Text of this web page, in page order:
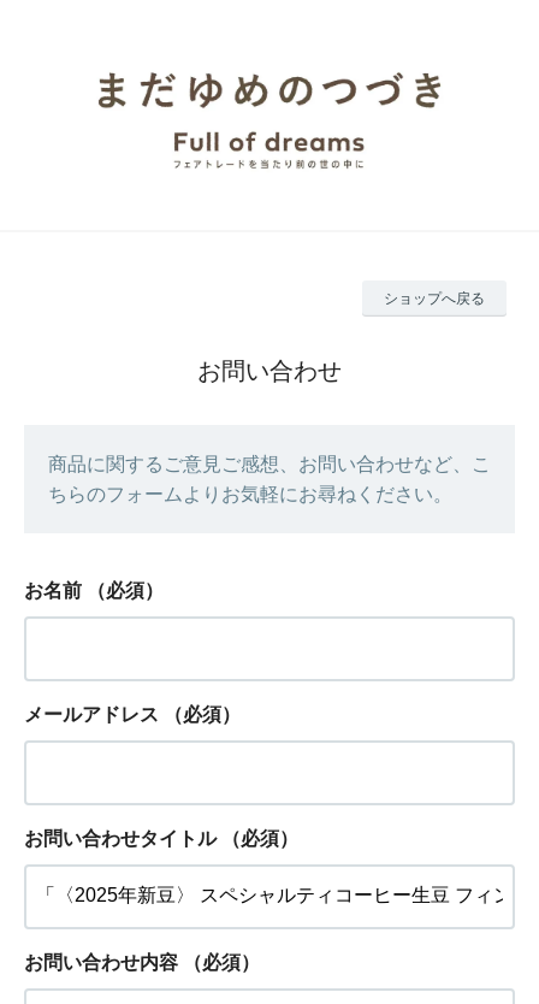
ショップへ戻る
お問い合わせ
商品に関するご意見ご感想、お問い合わせなど、こ
ちらのフォームよりお気軽にお尋ねください。
お名前 （必須）
メールアドレス （必須）
お問い合わせタイトル （必須）
お問い合わせ内容 （必須）